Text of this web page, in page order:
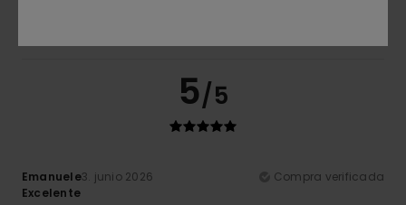
5/5
Emanuele3. junio 2026
Compra verificada
Excelente